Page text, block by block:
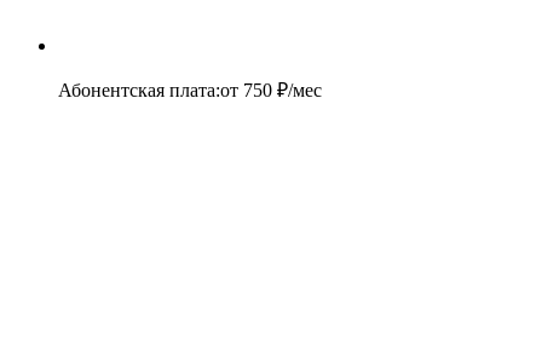
Абонентская плата:от 750 ₽/мес